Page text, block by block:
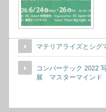
マテリアライズとシグ
コンバーテック 2022
展 マスターマインド